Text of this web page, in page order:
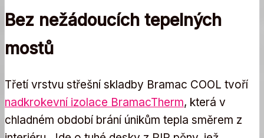
Bez nežádoucích tepelných
mostů
Třetí vrstvu střešní skladby Bramac COOL tvoří
nadkrokevní izolace BramacTherm, která v
chladném období brání únikům tepla směrem z